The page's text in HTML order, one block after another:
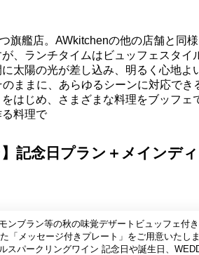
旗艦店。AWkitchenの他の店舗と同
、ランチタイムはビュッフェスタイ
太陽の光が差し込み、明るく心地よ
ままに、あらゆるシーンに対応でき
はじめ、さまざまな料理をブッフェ
料理で
記念日プラン＋メインデ
ンブラン等の秋の味覚デザートビュッフェ付
ジ付きプレート」をご用意いたしました。 ■乾杯ドリンク ・
生日、WEDDINGなど、大切な方の特別な日のお祝